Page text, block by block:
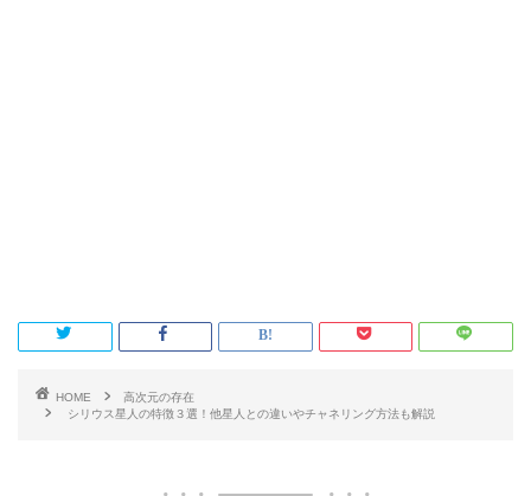
HOME
高次元の存在
シリウス星人の特徴３選！他星人との違いやチャネリング方法も解説